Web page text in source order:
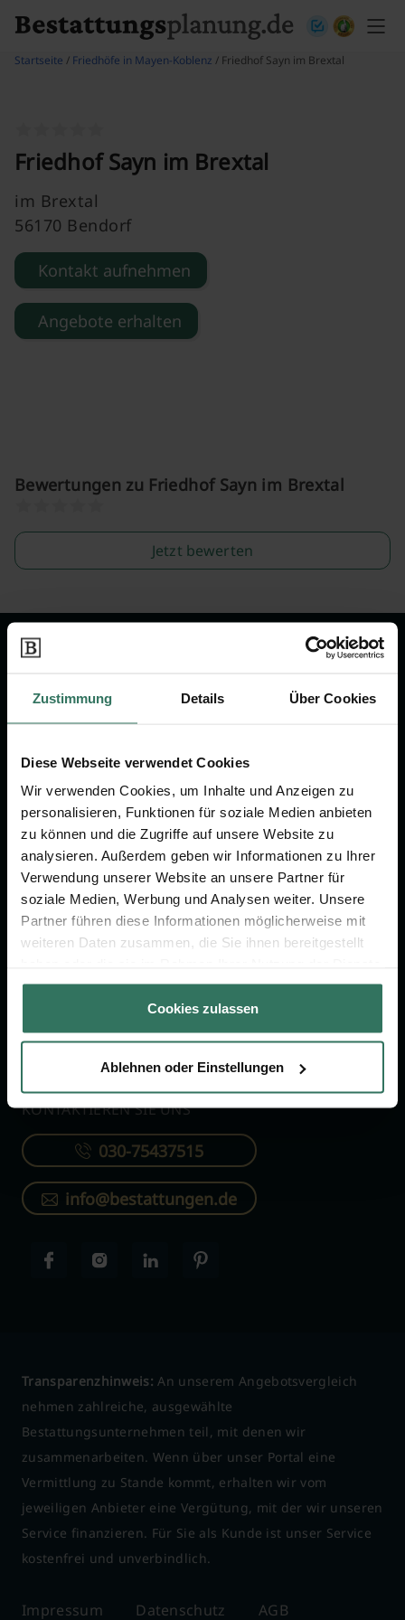
Zustimmung Details Über Cookies
Diese Webseite verwendet Cookies
Wir verwenden Cookies, um Inhalte und Anzeigen zu
personalisieren, Funktionen für soziale Medien anbieten
zu können und die Zugriffe auf unsere Website zu
analysieren. Außerdem geben wir Informationen zu Ihrer
Verwendung unserer Website an unsere Partner für
soziale Medien, Werbung und Analysen weiter. Unsere
Partner führen diese Informationen möglicherweise mit
weiteren Daten zusammen, die Sie ihnen bereitgestellt
gesammelt haben.
Cookies zulassen
Ablehnen oder Einstellungen
Startseite / Friedhöfe in Mayen-Koblenz / Friedhof Sayn im Brextal
Friedhof Sayn im Brextal
im Brextal
56170 Bendorf
Kontakt aufnehmen
Angebote erhalten
Bewertungen zu Friedhof Sayn im Brextal
Jetzt bewerten
Wir sind Ihr Ansprechpartner rund
um das Thema Bestattung &
Vorsorge.
Jetzt beraten lassen
FÜR SIE
Vergleich
Ratgeber
Verzeichnis
FÜR BESTATTER
Online-Portal
Kostenlos registrieren
KONTAKTIEREN SIE UNS
030-75437515
info@bestattungen.de
Transparenzhinweis: An unserem Angebotsvergleich
nehmen zahlreiche, ausgewählte
Bestattungsunternehmen teil, mit denen wir
zusammenarbeiten. Wenn über unser Portal eine
Vermittlung zu Stande kommt, erhalten wir vom
jeweiligen Anbieter eine Vergütung, mit der wir unseren
Service finanzieren. Für Sie als Kunde ist unser Service
kostenfrei und unverbindlich.
Impressum Datenschutz AGB